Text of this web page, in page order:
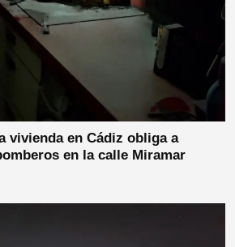
vivienda en Cádiz obliga a
en la calle Miramar